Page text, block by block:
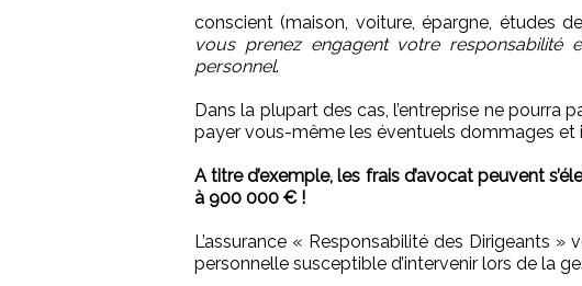
conscient (maison, voiture, épargne, études
vous prenez engagent votre
personnel.
Dans la plupart des cas, l’entreprise ne
payer vous-même les éventuels dommages et
A titre d’exemple, les frais d’avocat peuvent
à 900 000 € !
L’assurance « Responsabilité des Dirigeants
personnelle susceptible d’intervenir lors de la